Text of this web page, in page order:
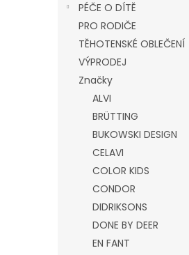
PÉČE O DÍTĚ
PRO RODIČE
TĚHOTENSKÉ OBLEČENÍ
VÝPRODEJ
Značky
ALVI
BRÜTTING
BUKOWSKI DESIGN
CELAVI
COLOR KIDS
CONDOR
DIDRIKSONS
DONE BY DEER
EN FANT